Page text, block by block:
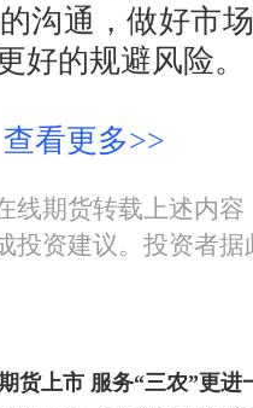
沟通，做好市
好的规避风险。
看更多>>
线期货转载上述内
投资建议。投资者
货上市 服务“三农”更进